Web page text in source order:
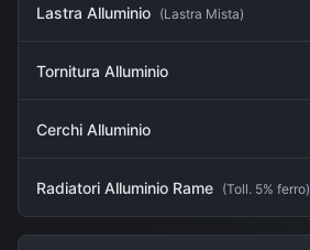
Lastra Alluminio (Lastra Mista)
Tornitura Alluminio
Cerchi Alluminio
Radiatori Alluminio Rame (Toll. 5% ferro)